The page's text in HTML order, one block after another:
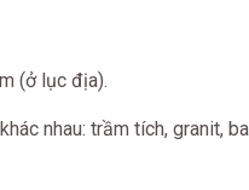
(ở lục địa).
nhau: trầm tích, granit,